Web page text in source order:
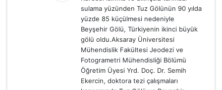
sulama yüzünden Tuz Gölünün 90 yılda
yüzde 85 küçülmesi nedeniyle
Beyşehir Gölü, Türkiyenin ikinci büyük
gölü oldu.Aksaray Üniversitesi
Mühendislik Fakültesi Jeodezi ve
Fotogrametri Mühendisliği Bölümü
Öğretim Üyesi Yrd. Doç. Dr. Semih
Ekercin, doktora tezi çalışmaları